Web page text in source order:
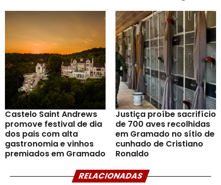
Castelo Saint Andrews
promove festival de dia
dos pais com alta
gastronomia e vinhos
premiados em Gramado
Justiça proíbe sacrifício
de 700 aves recolhidas
em Gramado no sítio de
cunhado de Cristiano
Ronaldo
RELACIONADAS